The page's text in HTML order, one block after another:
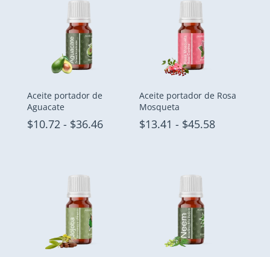
Aceite portador de
Aguacate
$10.72 - $36.46Rango
Aceite portador de Rosa
Mosqueta
$13.41 - $45.58Rango